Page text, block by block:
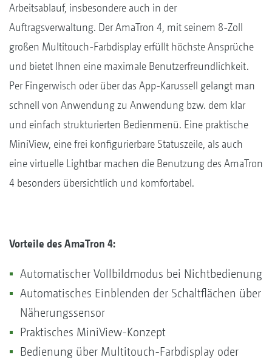
Arbeitsablauf, insbesondere auch in der
Auftragsverwaltung. Der AmaTron 4, mit seinem 8-Zoll
großen Multitouch-Farbdisplay erfüllt höchste Ansprüche
und bietet Ihnen eine maximale Benutzerfreundlichkeit.
Per Fingerwisch oder über das App-Karussell gelangt man
schnell von Anwendung zu Anwendung bzw. dem klar
und einfach strukturierten Bedienmenü. Eine praktische
MiniView, eine frei konfigurierbare Statuszeile, als auch
eine virtuelle Lightbar machen die Benutzung des AmaTron
4 besonders übersichtlich und komfortabel.
Vorteile des AmaTron 4:
Automatischer Vollbildmodus bei Nichtbedienung
Automatisches Einblenden der Schaltflächen über
Näherungssensor
Praktisches MiniView-Konzept
Bedienung über Multitouch-Farbdisplay oder